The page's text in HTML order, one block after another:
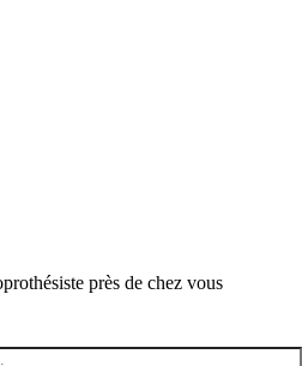
près de chez vous